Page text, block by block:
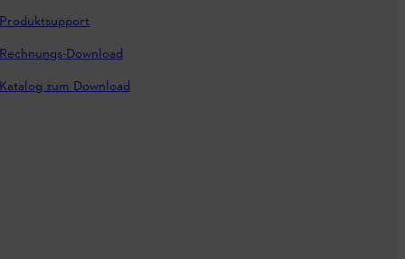
Produktsupport
Rechnungs-Download
Katalog zum Download